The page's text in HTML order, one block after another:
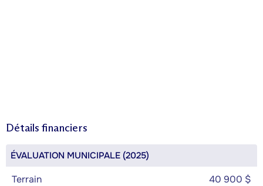
Détails financiers
ÉVALUATION MUNICIPALE (2025)
Terrain 40 900 $